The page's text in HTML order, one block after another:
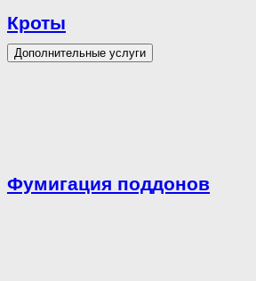
Кроты
Дополнительные услуги
Фумигация поддонов